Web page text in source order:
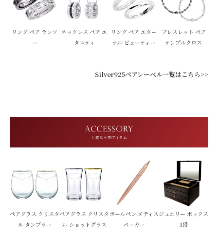
リング ペア ランソ
ー
ネックレス ペア エ
タニティ
リング ペア エター
ナル ビューティー
ブレスレット ペア
テンプルクロス
Silver925ペアレーベル一覧はこちら>>
ペアグラス クリスタ
ル タンブラー
ペアグラス クリスタ
ル ショットグラス
ボールペン メティス
パーカー
ジュエリー ボックス
3段